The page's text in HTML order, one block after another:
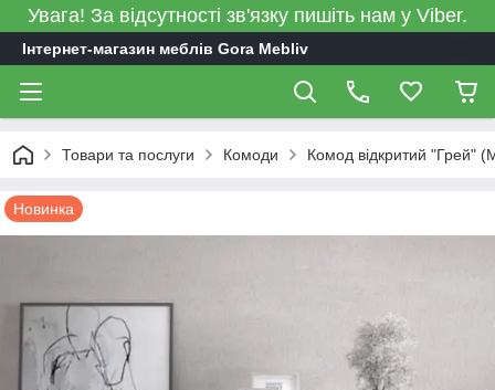
Увага! За відсутності зв'язку пишіть нам у Viber.
Інтернет-магазин меблів Gora Mebliv
Товари та послуги Комоди Комод відкритий "Грей"
Новинка